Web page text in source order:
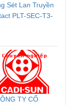
Sét Lan Truyền
PLT-SEC-T3-
TY CỔ